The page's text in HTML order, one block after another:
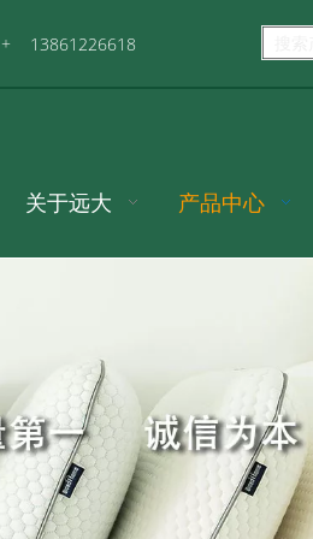
+ 13861226618
关于远大 产品中心